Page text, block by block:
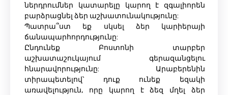
ներդրումներ կատարելը կարող է զգալիորեն
բարձրացնել ձեր աշխատունակությունը:
Պատրա՞ստ եք սկսել ձեր կարիերայի
ճանապարհորդությունը:
Ընդունեք Բոստոնի տարբեր
աշխատաշուկայում գերազանցելու
հնարավորությունը: Արաբերենին
տիրապետելով՝ դուք ունեք եզակի
առավելություն, որը կարող է ձեզ մղել ձեր